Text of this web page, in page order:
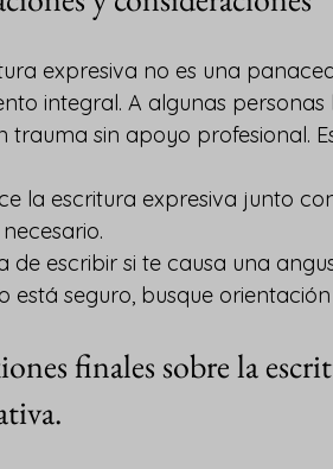
expresiva no es una
integral. A algunas
trauma sin apoyo profesional.
la escritura expresiva junto
de escribir si te causa una
está seguro, busque
finales sobre la